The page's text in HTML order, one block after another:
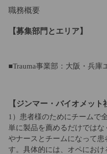
職務概要
【募集部門とエリア】
■Trauma事業部：大阪・兵庫
【ジンマー・バイオメット
1）患者様のためにチームで
単に製品を薦めるだけでは
やナースとチームになって
す。具体的には、オペにお